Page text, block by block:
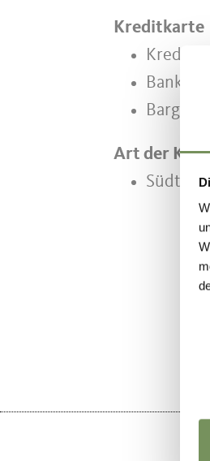
Kreditkarte
Art der